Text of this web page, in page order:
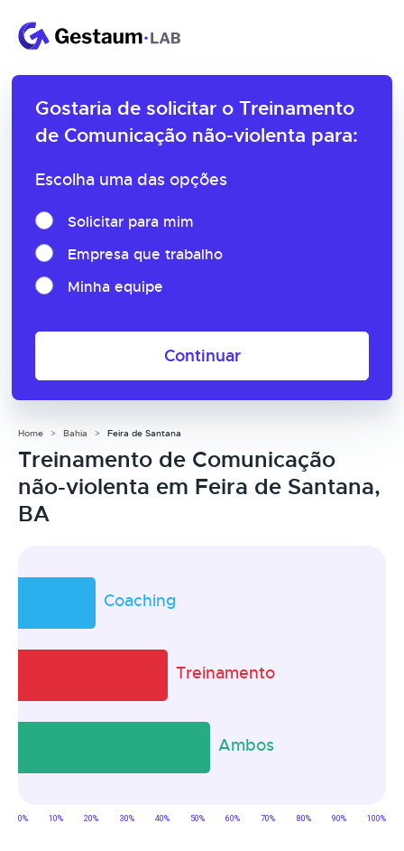
Gostaria de solicitar o Treinamento
de Comunicação não-violenta para:
Escolha uma das opções
Solicitar para mim
Empresa que trabalho
Minha equipe
Continuar
Home Bahia Feira de Santana
Treinamento de Comunicação
não-violenta em Feira de Santana,
BA